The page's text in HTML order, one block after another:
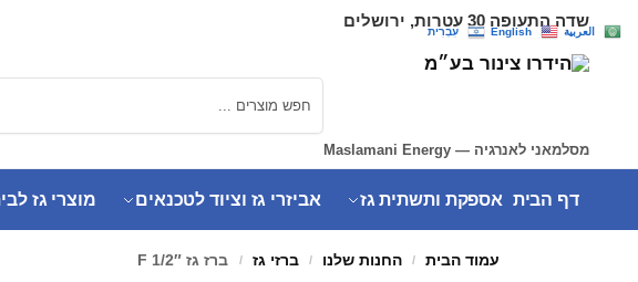
שדה התעופה 30 עטרות, ירושלים
מסלמאני לאנרגיה — Maslamani Energy
דף הבית אספקת ותשתית גז אביזרי גז וציוד לטכנאים מוצרי גז
עמוד הבית / החנות שלנו / ברזי גז / ברז גז 1/2″ F
العربية English עִבְרִית